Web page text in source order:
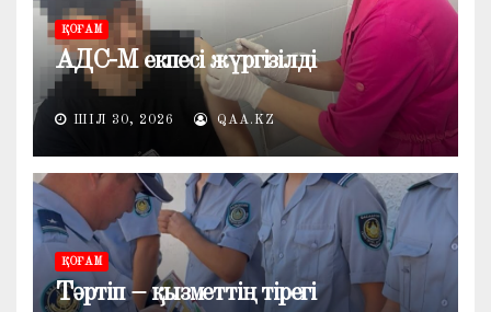
ҚОҒАМ
АДС-М екпесі жүргізілді
ШІЛ 30, 2026 QAA.KZ
ҚОҒАМ
Тәртіп – қызметтің тірегі